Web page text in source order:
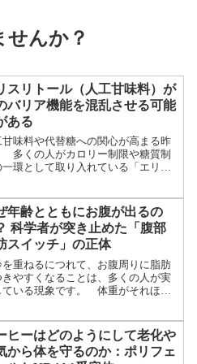
せんか？
スリトール（人工甘味料）が
バリア機能を混乱させる可能
ある
甘味料や代替糖への関心が高まる昨
多くの人がカロリー制限や糖質制
一環として取り入れている「エリス
、吸収されずに尿から排出されると
特性から、健康的に甘...（続きを読
年齢とともにお腹が出るの
科学者が突き止めた「腹部
スイッチ」の正体
を重ねるにつれて、お腹周りに脂肪
きやすくなることは、多くの人が実
ている現象です。 体重がそれほど
ん。 しかし、なぜ加齢によって腹
肪が増えるのか、その...（続きを読
ヒーはどのようにして老化や
から体を守るのか：ポリフェ